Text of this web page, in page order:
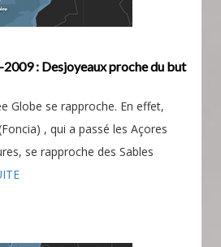
: Desjoyeaux proche du but
Globe se rapproche. En effet,
, qui a passé les Açores
se rapproche des Sables